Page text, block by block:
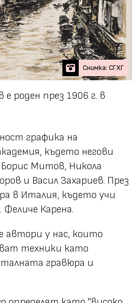
Снимка: СГХГ
роден през 1906 г. в
графика на
където негови
Митов, Никола
и Васил Захариев. През
в Италия, където учи
Карена.
автори у нас, които
техники като
гравюра и